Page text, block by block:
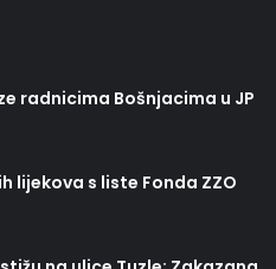
radnicima Bošnjacima u JP
lijekova s liste Fonda ZZO